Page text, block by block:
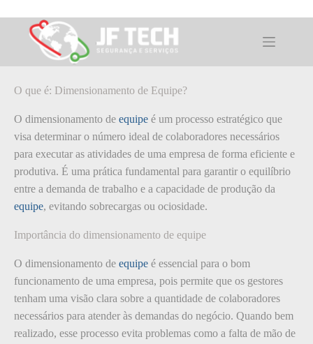
para
conteúdoO que é: Dimensionamento de Equipe?
O que é: Dimensionamento de Equipe?
O dimensionamento de equipe é um processo estratégico que
visa determinar o número ideal de colaboradores necessários
para executar as atividades de uma empresa de forma eficiente e
produtiva. É uma prática fundamental para garantir o equilíbrio
entre a demanda de trabalho e a capacidade de produção da
equipe, evitando sobrecargas ou ociosidade.
Importância do dimensionamento de equipe
O dimensionamento de equipe é essencial para o bom
funcionamento de uma empresa, pois permite que os gestores
tenham uma visão clara sobre a quantidade de colaboradores
necessários para atender às demandas do negócio. Quando bem
realizado, esse processo evita problemas como a falta de mão de